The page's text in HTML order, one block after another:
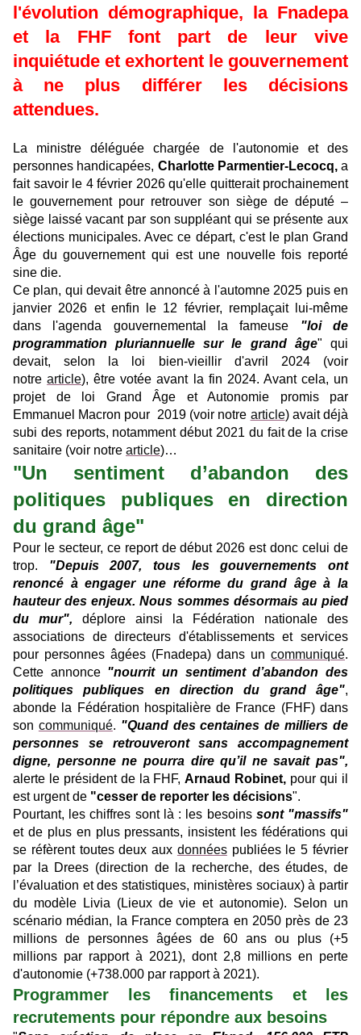
l'évolution démographique, la Fnadepa
et la FHF font part de leur vive
inquiétude et exhortent le gouvernement
à ne plus différer les décisions
attendues.
La ministre déléguée chargée de l'autonomie et des
personnes handicapées, Charlotte Parmentier-Lecocq, a
fait savoir le 4 février 2026 qu'elle quitterait prochainement
le gouvernement pour retrouver son siège de député –
siège laissé vacant par son suppléant qui se présente aux
élections municipales. Avec ce départ, c'est le plan Grand
Âge du gouvernement qui est une nouvelle fois reporté
sine die.
Ce plan, qui devait être annoncé à l'automne 2025 puis en
janvier 2026 et enfin le 12 février, remplaçait lui-même
dans l'agenda gouvernemental la fameuse "loi de
programmation pluriannuelle sur le grand âge" qui
devait, selon la loi bien-vieillir d'avril 2024 (voir
notrearticle), être votée avant la fin 2024. Avant cela, un
projet de loi Grand Âge et Autonomie promis par
Emmanuel Macron pour 2019 (voir notre article) avait déjà
subi des reports, notamment début 2021 du fait de la crise
sanitaire (voir notre article)…
"Un sentiment d’abandon des
politiques publiques en direction
du grand âge"
Pour le secteur, ce report de début 2026 est donc celui de
trop. "Depuis 2007, tous les gouvernements ont
renoncé à engager une réforme du grand âge à la
hauteur des enjeux. Nous sommes désormais au pied
du mur", déplore ainsi la Fédération nationale des
associations de directeurs d'établissements et services
pour personnes âgées (Fnadepa) dans un communiqué.
Cette annonce "nourrit un sentiment d’abandon des
politiques publiques en direction du grand âge",
abonde la Fédération hospitalière de France (FHF) dans
son communiqué. "Quand des centaines de milliers de
personnes se retrouveront sans accompagnement
digne, personne ne pourra dire qu’il ne savait pas",
alerte le président de la FHF,Arnaud Robinet, pour qui il
est urgent de "cesser de reporter les décisions".
Pourtant, les chiffres sont là : les besoins sont "massifs"
et de plus en plus pressants, insistent les fédérations qui
se réfèrent toutes deux aux donnéespubliées le 5 février
par la Drees (direction de la recherche, des études, de
l’évaluation et des statistiques, ministères sociaux) à partir
du modèle Livia (Lieux de vie et autonomie). Selon un
scénario médian, la France comptera en 2050 près de 23
millions de personnes âgées de 60 ans ou plus (+5
millions par rapport à 2021), dont 2,8 millions en perte
d'autonomie (+738.000 par rapport à 2021).
Programmer les financements et les
recrutements pour répondre aux besoins